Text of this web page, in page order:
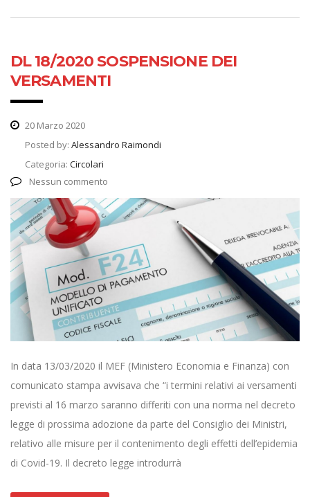
DL 18/2020 SOSPENSIONE DEI
VERSAMENTI
20 Marzo 2020
Posted by: Alessandro Raimondi
Categoria: Circolari
Nessun commento
In data 13/03/2020 il MEF (Ministero Economia e Finanza) con
comunicato stampa avvisava che “i termini relativi ai versamenti
previsti al 16 marzo saranno differiti con una norma nel decreto
legge di prossima adozione da parte del Consiglio dei Ministri,
relativo alle misure per il contenimento degli effetti dell’epidemia
di Covid-19. Il decreto legge introdurrà